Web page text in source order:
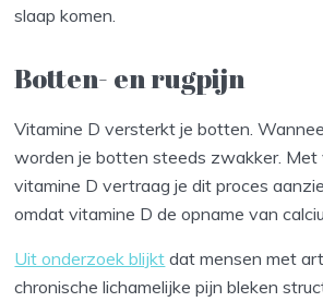
slaap komen.
Botten- en rugpijn
Vitamine D versterkt je botten.
worden je botten steeds zwakker. Met
vitamine D vertraag je dit proces
omdat vitamine D de opname van
Uit onderzoek blijkt dat mensen met
chronische lichamelijke pijn bleken